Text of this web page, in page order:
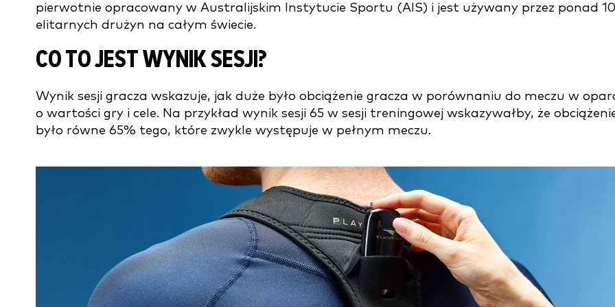
pierwotnie opracowany w Australijskim Instytucie Sportu (AIS) i jest używany przez ponad
elitarnych drużyn na całym świecie.
CO TO JEST WYNIK SESJI?
Wynik sesji gracza wskazuje, jak duże było obciążenie gracza w porównaniu do meczu w
o wartości gry i cele. Na przykład wynik sesji 65 w sesji treningowej wskazywałby, że
było równe 65% tego, które zwykle występuje w pełnym meczu.